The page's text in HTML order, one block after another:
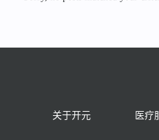
关于开元 医疗